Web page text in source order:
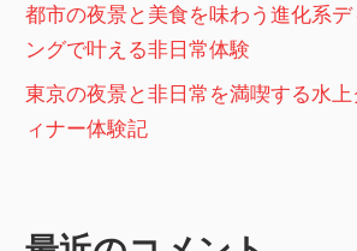
都市の夜景と美食を味わう進化系
ングで叶える非日常体験
東京の夜景と非日常を満喫する水
ィナー体験記